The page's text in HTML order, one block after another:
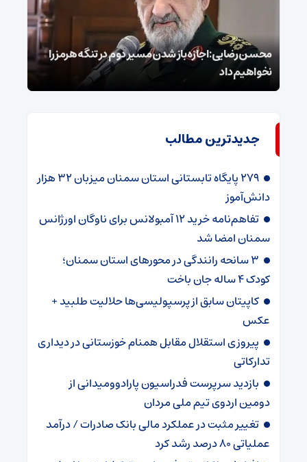
محسن رضایی: اجازه باز شدن مسیر دوم در تنگه هرمز را
نخواهیم داد
جدیدترین مطالب
۲۷۹ پایگاه تابستانی استان سمنان میزبان ۳۲ هزار
دانش‌آموز
تفاهم‌نامه خرید ۱۲ آمبولانس برای ناوگان اورژانس
سمنان امضا شد
۳ سانحه رانندگی در محورهای استان سمنان؛
کودک ۴ ساله جان باخت
کاپیتان سابق از پرسپولیسی‌ها حلالیت طلبید +
عکس
پیروزی استقلال مقابل همنام خوزستانی در دیداری
تدارکاتی
بازدید سرپرست فدراسیون پارادوومیدانی از
دومین اردوی تیم ملی مردان
تغییر مثبت در عملکرد مالی بانک صادرات / درآمد
عملیاتی ۸۰ درصد رشد کرد